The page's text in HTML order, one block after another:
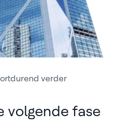
verder
volgende fase